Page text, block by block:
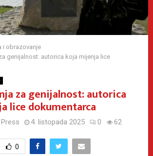
i obrazovanje
genijalnost: autorica koja mijenja lice
za genijalnost: autorica
lice dokumentarca
4. listopada 2025 0 62
0